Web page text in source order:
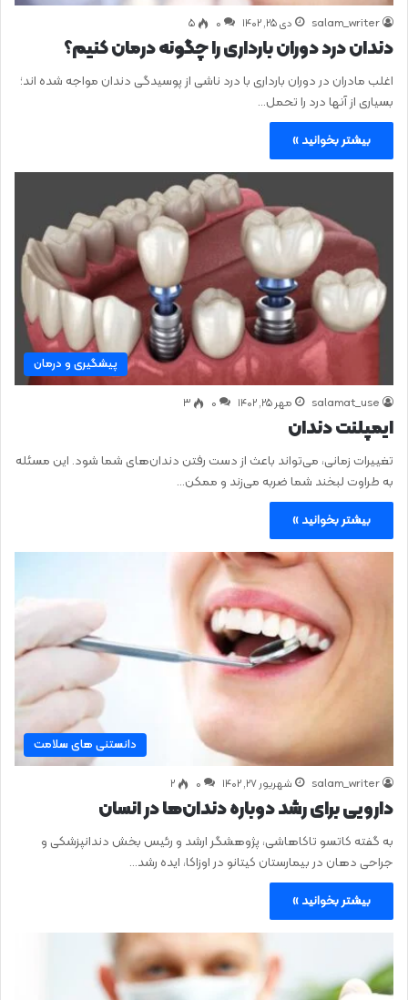
salam_writer دی ۲۵, ۱۴۰۲ 0 ۵
دندان درد دوران بارداری را چگونه درمان کنیم؟
اغلب مادران در دوران بارداری با درد ناشی از پوسیدگی دندان مواجه شده اند؛
بسیاری از آنها درد را تحمل…
بیشتر بخوانید »
پیشگیری و درمان
salamat_use مهر ۲۵, ۱۴۰۲ 0 ۳
ایمپلنت دندان
تغییرات زمانی، می‌تواند باعث از دست رفتن دندان‌های شما شود. این مسئله
به طراوت لبخند شما ضربه می‌زند و ممکن…
بیشتر بخوانید »
دانستنی های سلامت
salam_writer شهریور ۲۷, ۱۴۰۲ 0 ۲
دارویی برای رشد دوباره دندان‌ها در انسان
به گفته کاتسو تاکاهاشی، پژوهشگر ارشد و رئیس بخش دندانپزشکی و
جراحی دهان در بیمارستان کیتانو در اوزاکا، ایده رشد…
بیشتر بخوانید »